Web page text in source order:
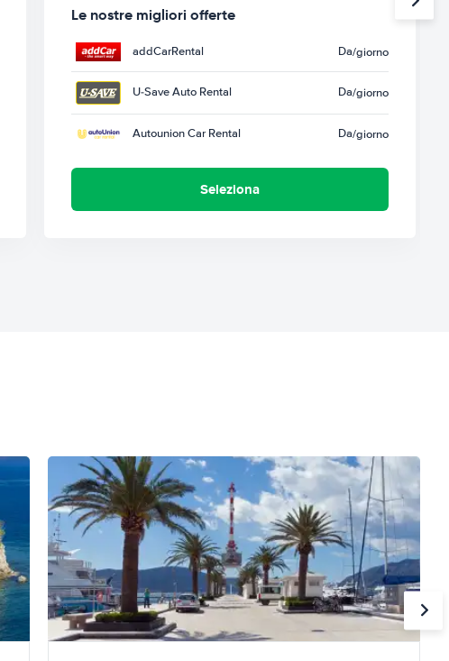
Le nostre migliori offerte
addCarRental Da/giorno
U-Save Auto Rental Da/giorno
Autounion Car Rental Da/giorno
Seleziona